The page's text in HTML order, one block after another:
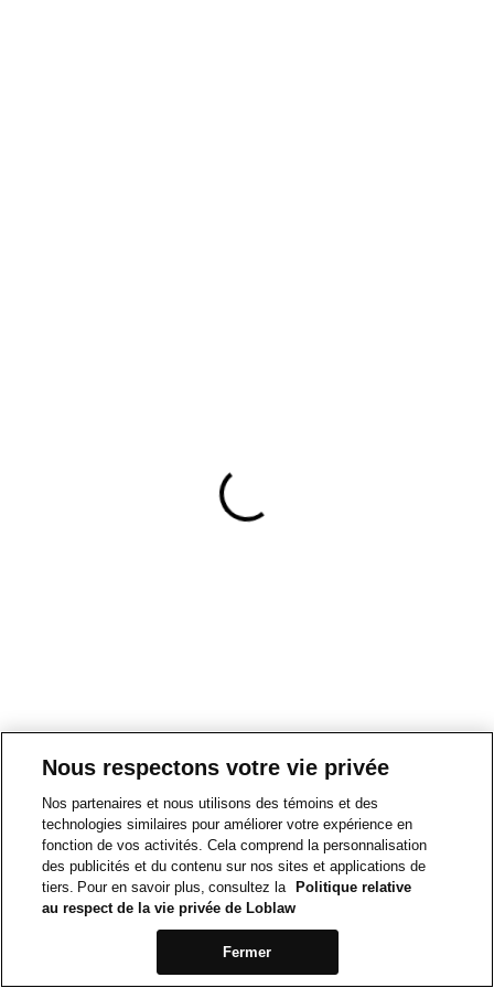
Nous respectons votre vie privée
Nos partenaires et nous utilisons des témoins et des
technologies similaires pour améliorer votre expérience en
fonction de vos activités. Cela comprend la personnalisation
des publicités et du contenu sur nos sites et applications de
tiers. Pour en savoir plus, consultez la
Politique relative
au respect de la vie privée de Loblaw
Fermer